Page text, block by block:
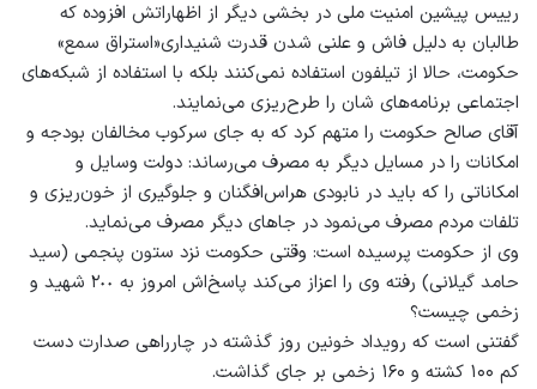
رییس پیشین امنیت ملی در بخشی دیگر از اظهاراتش افزوده که
طالبان به دليل فاش و علنى شدن قدرت شنيدارى«استراق سمع»
حكومت، حالا از تیلفون استفاده نمى‌كنند بلكه با استفاده از شبكه‌هاى
اجتماعى برنامه‌هاى شان را طرح‌ريزى مى‌نمايند.
آقای صالح حکومت را متهم کرد که به جای سرکوب مخالفان بودجه و
امکانات را در مسایل دیگر به مصرف می‌رساند: دولت وسایل و
امكاناتى را كه بايد در نابودى هراس‌افگنان و جلوگيرى از خون‌ريزى و
تلفات مردم مصرف مى‌نمود در جاهاى ديگر مصرف مى‌نمايد.
وی از حکومت پرسیده است: وقتى حكومت نزد ستون پنجمى (سيد
حامد گيلانى) رفته وى را اعزاز مى‌كند پاسخ‌اش امروز به ٢٠٠ شهيد و
زخمى چيست؟
گفتنی است که رویداد خونین روز گذشته در چارراهی صدارت دست
کم ۱۰۰ کشته و ۱۶۰ زخمی بر جای گذاشت.